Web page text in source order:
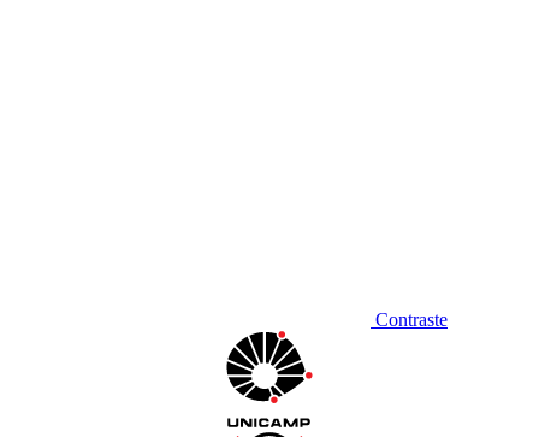
Contraste